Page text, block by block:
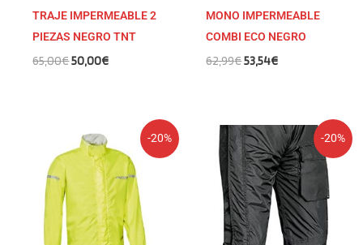
TRAJE IMPERMEABLE 2
PIEZAS NEGRO TNT
65,00€50,00€
MONO IMPERMEABLE
COMBI ECO NEGRO
62,99€53,54€
-20%
precio
original
49,99€.
precio
actual
es:
39,99€.
-20%
El
precio
original
era:
74,99€.
El
precio
actual
es:
59,99€.